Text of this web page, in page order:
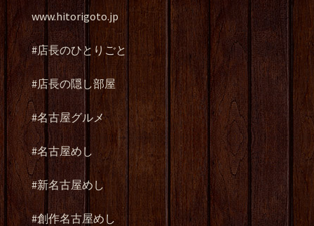
www.hitorigoto.jp
#店長のひとりごと
#店長の隠し部屋
#名古屋グルメ
#名古屋めし
#新名古屋めし
#創作名古屋めし